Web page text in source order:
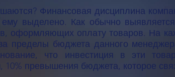
Финансовая дисциплина
выделено. Как обычно
оформляющих оплату товаров. На
пределы бюджета данного
что инвестиция в эти
превышения бюджета, которое